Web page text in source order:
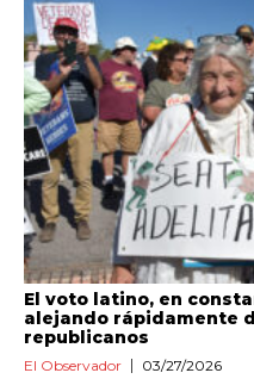
El voto latino, en
alejando rápidamente
republicanos
El Observador 03/27/2026